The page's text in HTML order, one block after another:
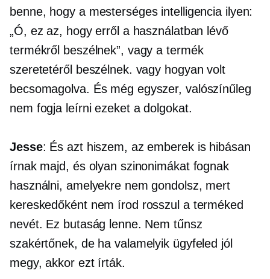
benne, hogy a mesterséges intelligencia ilyen:
„Ó, ez az, hogy erről a használatban lévő
termékről beszélnek”, vagy a termék
szeretetéről beszélnek. vagy hogyan volt
becsomagolva. És még egyszer, valószínűleg
nem fogja leírni ezeket a dolgokat.
Jesse: És azt hiszem, az emberek is hibásan
írnak majd, és olyan szinonimákat fognak
használni, amelyekre nem gondolsz, mert
kereskedőként nem írod rosszul a terméked
nevét. Ez butaság lenne. Nem tűnsz
szakértőnek, de ha valamelyik ügyfeled jól
megy, akkor ezt írták.